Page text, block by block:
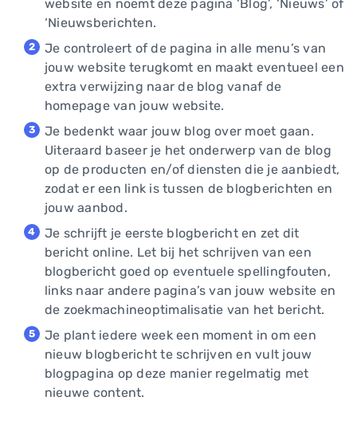
website en noemt deze pagina ‘Blog’, ‘Nieuws’ of
‘Nieuwsberichten.
Je controleert of de pagina in alle menu’s van
jouw website terugkomt en maakt eventueel een
extra verwijzing naar de blog vanaf de
homepage van jouw website.
Je bedenkt waar jouw blog over moet gaan.
Uiteraard baseer je het onderwerp van de blog
op de producten en/of diensten die je aanbiedt,
zodat er een link is tussen de blogberichten en
jouw aanbod.
Je schrijft je eerste blogbericht en zet dit
bericht online. Let bij het schrijven van een
blogbericht goed op eventuele spellingfouten,
links naar andere pagina’s van jouw website en
de zoekmachineoptimalisatie van het bericht.
Je plant iedere week een moment in om een
nieuw blogbericht te schrijven en vult jouw
blogpagina op deze manier regelmatig met
nieuwe content.